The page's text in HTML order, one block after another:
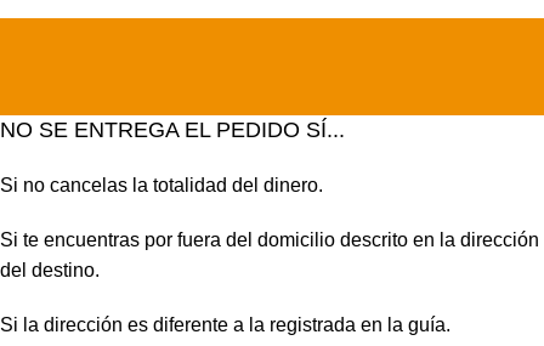
NO SE ENTREGA EL PEDIDO SÍ...
Si no cancelas la totalidad del dinero.
Si te encuentras por fuera del domicilio descrito en la dirección
del destino.
Si la dirección es diferente a la registrada en la guía.